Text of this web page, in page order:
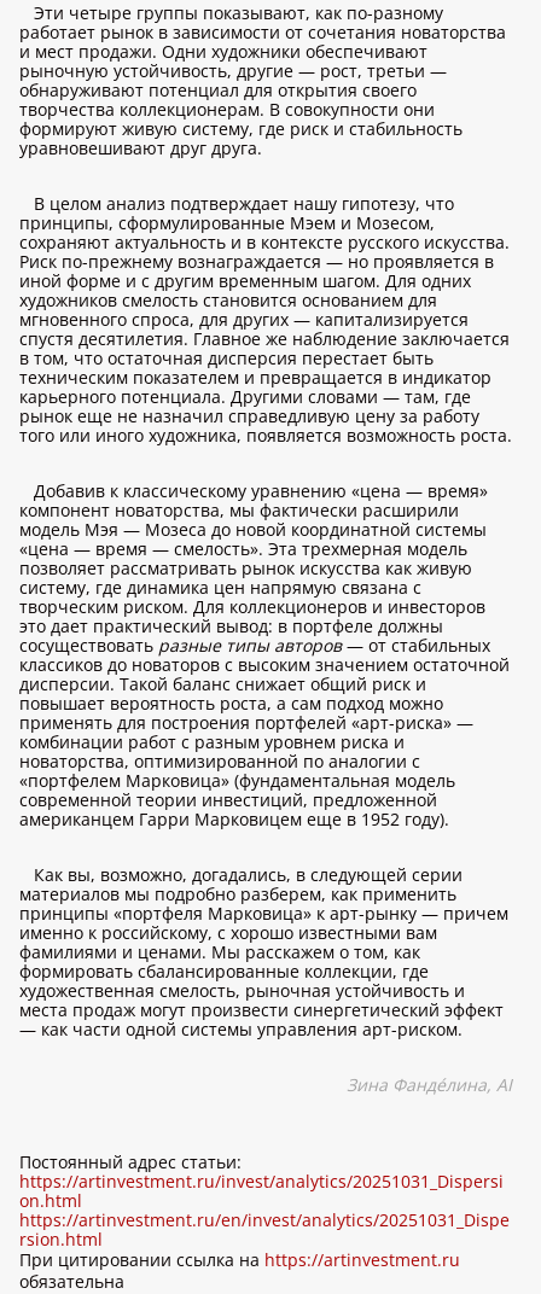
Эти четыре группы показывают, как по-разному
работает рынок в зависимости от сочетания новаторства
и мест продажи. Одни художники обеспечивают
рыночную устойчивость, другие — рост, третьи —
обнаруживают потенциал для открытия своего
творчества коллекционерам. В совокупности они
формируют живую систему, где риск и стабильность
уравновешивают друг друга.
В целом анализ подтверждает нашу гипотезу, что
принципы, сформулированные Мэем и Мозесом,
сохраняют актуальность и в контексте русского искусства.
Риск по-прежнему вознаграждается — но проявляется в
иной форме и с другим временным шагом. Для одних
художников смелость становится основанием для
мгновенного спроса, для других — капитализируется
спустя десятилетия. Главное же наблюдение заключается
в том, что остаточная дисперсия перестает быть
техническим показателем и превращается в индикатор
карьерного потенциала. Другими словами — там, где
рынок еще не назначил справедливую цену за работу
того или иного художника, появляется возможность роста.
Добавив к классическому уравнению «цена — время»
компонент новаторства, мы фактически расширили
модель Мэя — Мозеса до новой координатной системы
«цена — время — смелость». Эта трехмерная модель
позволяет рассматривать рынок искусства как живую
систему, где динамика цен напрямую связана с
творческим риском. Для коллекционеров и инвесторов
это дает практический вывод: в портфеле должны
сосуществовать разные типы авторов— от стабильных
классиков до новаторов с высоким значением остаточной
дисперсии. Такой баланс снижает общий риск и
повышает вероятность роста, а сам подход можно
применять для построения портфелей «арт-риска» —
комбинации работ с разным уровнем риска и
новаторства, оптимизированной по аналогии с
«портфелем Марковица» (фундаментальная модель
современной теории инвестиций, предложенной
американцем Гарри Марковицем еще в 1952 году).
Как вы, возможно, догадались, в следующей серии
материалов мы подробно разберем, как применить
принципы «портфеля Марковица» к арт-рынку — причем
именно к российскому, с хорошо известными вам
фамилиями и ценами. Мы расскажем о том, как
формировать сбалансированные коллекции, где
художественная смелость, рыночная устойчивость и
места продаж могут произвести синергетический эффект
— как части одной системы управления арт-риском.
Зина Фандéлина, AI
Постоянный адрес статьи:
https://artinvestment.ru/invest/analytics/20251031_Dispersi
on.html
https://artinvestment.ru/en/invest/analytics/20251031_Dispe
rsion.html
При цитировании ссылка на https://artinvestment.ru
обязательна